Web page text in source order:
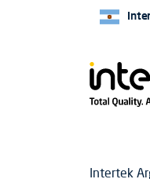
Intertek